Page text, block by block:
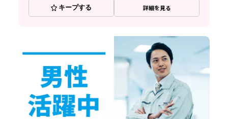
キープする 詳細を見る